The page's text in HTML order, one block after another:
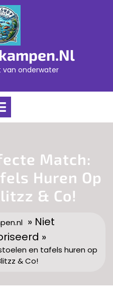
van onderwater
Open
Match:
Huren Op
& Co!
» Niet
»
en tafels huren op
& Co!